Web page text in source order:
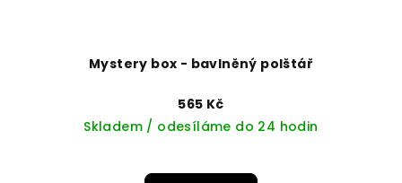
Mystery box - bavlněný polštář
565 Kč
Skladem / odesíláme do 24 hodin